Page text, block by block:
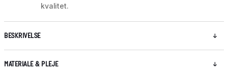
kvalitet.
BESKRIVELSE
MATERIALE & PLEJE